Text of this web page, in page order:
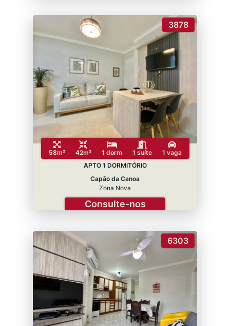
3878
58m² 42m² 1 dorm 1 suíte
1 vaga
APTO 1 DORMITÓRIO
Capão da Canoa
Zona Nova
Consulte-nos
6303